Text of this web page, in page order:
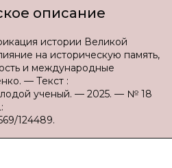
описание
истории Великой
на историческую память,
и международные
— Текст :
ученый. — 2025. — № 18
124489.